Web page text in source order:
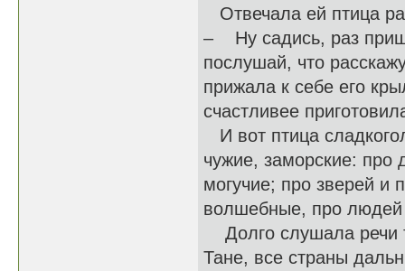
Отвечала ей птица
– Ну садись, раз
послушай, что
прижала к себе его
счастливее
И вот птица
чужие, заморские: про
могучие; про зверей и
волшебные, про
Долго слушала речи
Тане, все страны